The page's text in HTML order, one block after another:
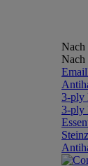
Nach
Nach
3-ply
3-ply